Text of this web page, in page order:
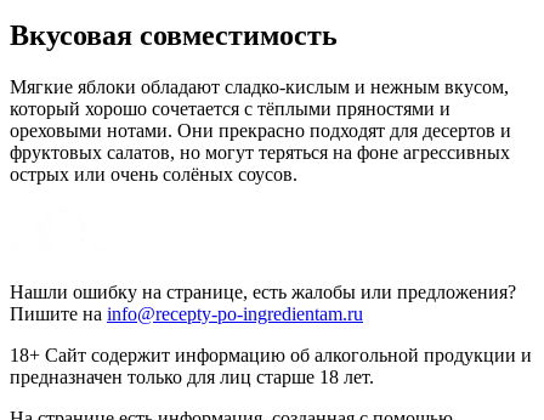
Вкусовая совместимость
Мягкие яблоки обладают сладко-кислым и нежным вкусом,
который хорошо сочетается с тёплыми пряностями и
ореховыми нотами. Они прекрасно подходят для десертов и
фруктовых салатов, но могут теряться на фоне агрессивных
острых или очень солёных соусов.
Нашли ошибку на странице, есть жалобы или предложения?
Пишите на info@recepty-po-ingredientam.ru
18+ Сайт содержит информацию об алкогольной продукции и
предназначен только для лиц старше 18 лет.